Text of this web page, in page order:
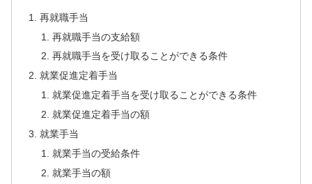
再就職手当
再就職手当の支給額
再就職手当を受け取ることができる条件
就業促進定着手当
就業促進定着手当を受け取ることができる条件
就業促進定着手当の額
就業手当
就業手当の受給条件
就業手当の額